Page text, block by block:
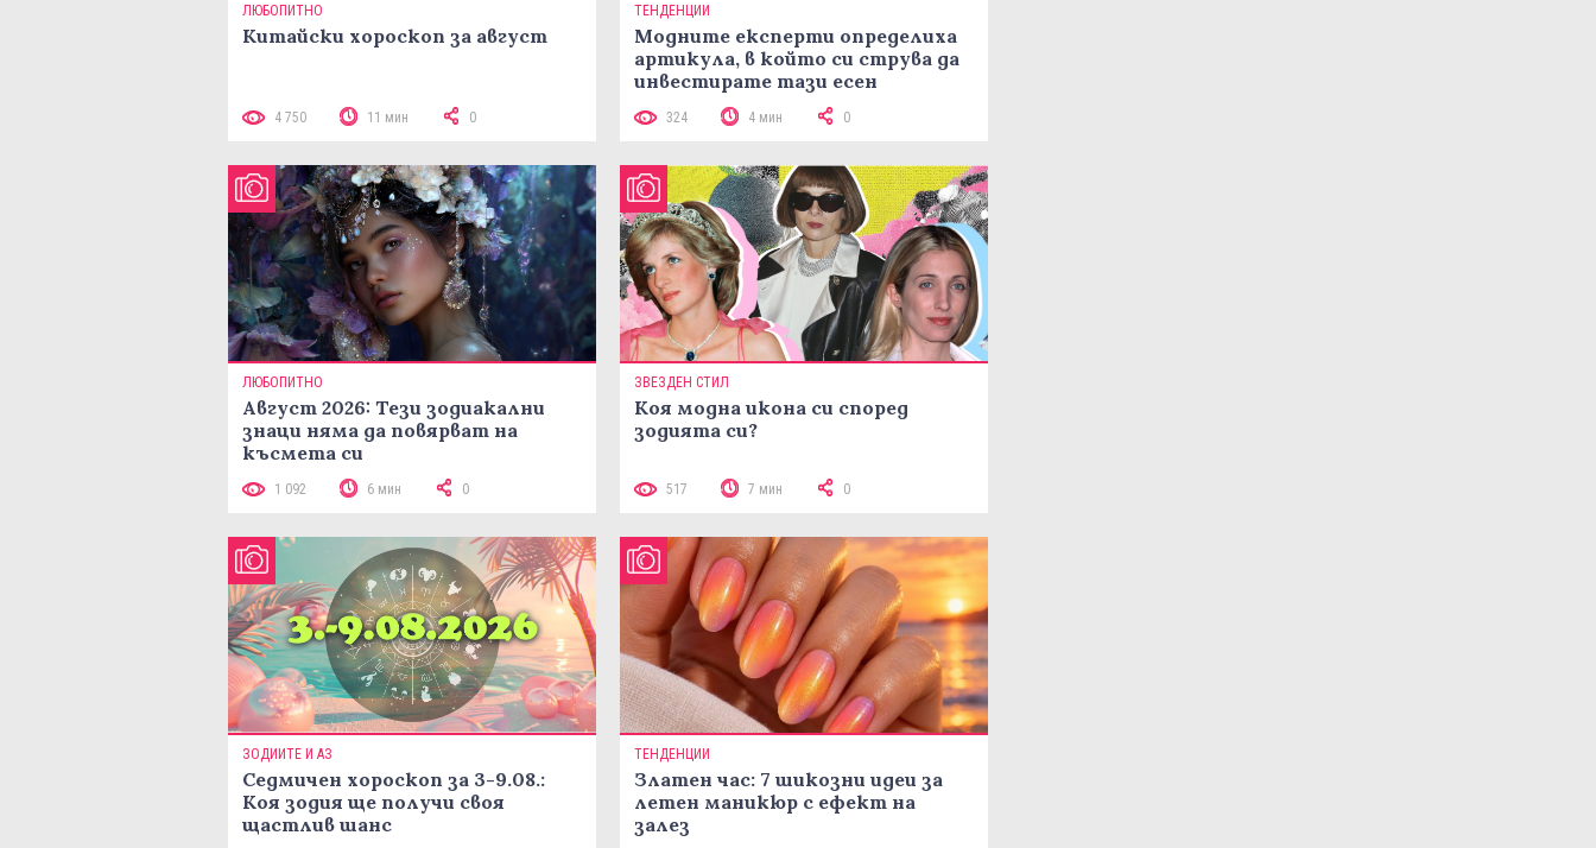
ЛЮБОПИТНО
Китайски хороскоп за август
4 750 11 мин 0
ТЕНДЕНЦИИ
Модните експерти определиха
артикула, в който си струва да
инвестирате тази есен
324 4 мин 0
ЛЮБОПИТНО
Август 2026: Тези зодиакални
знаци няма да повярват на
късмета си
1 092 6 мин 0
ЗВЕЗДЕН СТИЛ
Коя модна икона си според
зодията си?
517 7 мин 0
ЗОДИИТЕ И АЗ
Седмичен хороскоп за 3-9.08.:
Коя зодия ще получи своя
щастлив шанс
ТЕНДЕНЦИИ
Златен час: 7 шикозни идеи за
летен маникюр с ефект на
залез